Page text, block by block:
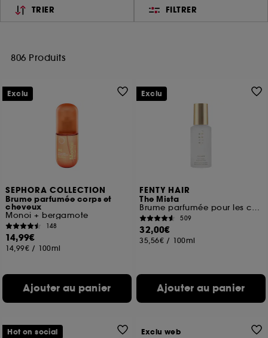
TRIER FILTRER
806 Produits
SEPHORA COLLECTION
Brume parfumée corps et
cheveux
Monoi + bergamote
148
14,99€
14,99€ / 100ml
Ajouter au panier
Exclu
FENTY HAIR
The Mista
Brume parfumée pour les cheveux et le corps
509
32,00€
35,56€ / 100ml
Ajouter au panier
Exclu
Hot on social Exclu web